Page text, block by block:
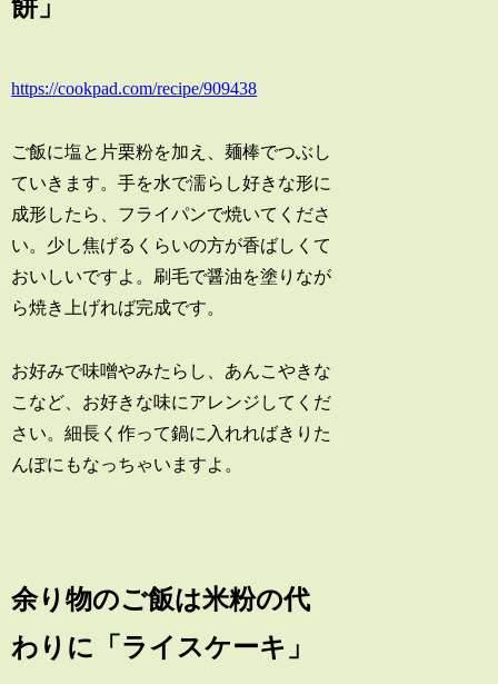
餅」
https://cookpad.com/recipe/909438
ご飯に塩と片栗粉を加え、麺棒でつぶし
ていきます。手を水で濡らし好きな形に
成形したら、フライパンで焼いてくださ
い。少し焦げるくらいの方が香ばしくて
おいしいですよ。刷毛で醤油を塗りなが
ら焼き上げれば完成です。
お好みで味噌やみたらし、あんこやきな
こなど、お好きな味にアレンジしてくだ
さい。細長く作って鍋に入れればきりた
んぽにもなっちゃいますよ。
余り物のご飯は米粉の代
わりに「ライスケーキ」